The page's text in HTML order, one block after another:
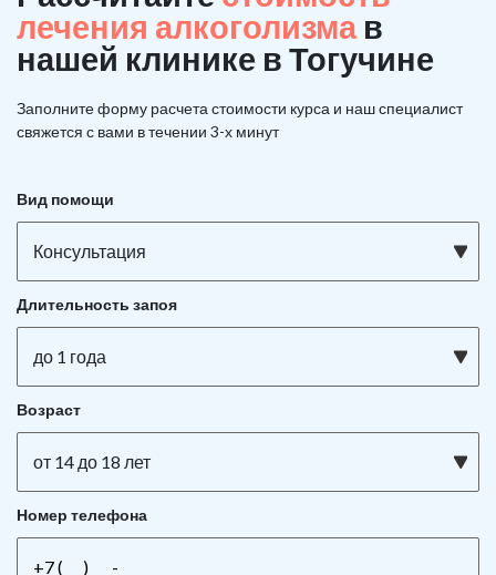
лечения алкоголизма в
нашей клинике в Тогучине
Заполните форму расчета стоимости курса и наш специалист
свяжется с вами в течении 3-х минут
Вид помощи
Консультация
Длительность запоя
до 1 года
Возраст
от 14 до 18 лет
Номер телефона